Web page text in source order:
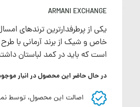
ARMANI EXCHANGE
یکی از پرطرفدارترین ترندهای
خاص و شیک از برند آرمانی با طرح
است که باید در کمد لباستان
در حال حاضر این محصول در انبار
اصالت این محصول، توسط